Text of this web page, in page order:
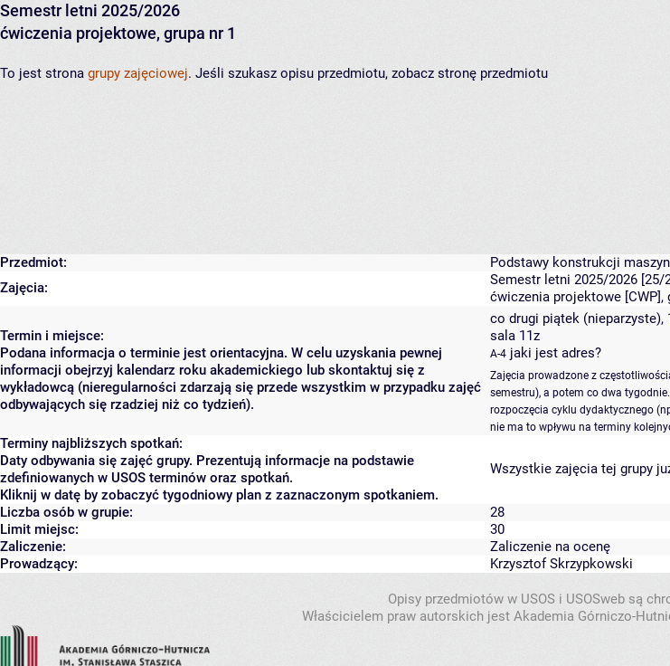
Semestr letni 2025/2026
ćwiczenia projektowe, grupa nr 1
To jest strona grupy zajęciowej. Jeśli szukasz opisu przedmiotu, zobacz stronę przedmiotu
Przedmiot: Podstawy konstrukcji maszyn
Zajęcia:
Semestr letni 2025/2026 [25/
ćwiczenia projektowe [CWP],
Termin i miejsce:
Podana informacja o terminie jest orientacyjna. W celu uzyskania pewnej
informacji obejrzyj kalendarz roku akademickiego lub skontaktuj się z
wykładowcą (nieregularności zdarzają się przede wszystkim w przypadku zajęć
odbywających się rzadziej niż co tydzień).
co drugi piątek (nieparzyste),
sala 11z
A-4 jaki jest adres?
Zajęcia prowadzone z
semestru), a potem co dwa
rozpoczęcia cyklu dydaktycznego
nie ma to wpływu na terminy
Terminy najbliższych spotkań:
Daty odbywania się zajęć grupy. Prezentują informacje na podstawie
zdefiniowanych w USOS terminów oraz spotkań.
Kliknij w datę by zobaczyć tygodniowy plan z zaznaczonym spotkaniem.
Wszystkie zajęcia tej grupy
Liczba osób w grupie:
28
Limit miejsc:
30
Zaliczenie:
Zaliczenie na ocenę
Prowadzący:
Krzysztof Skrzypkowski
Opisy przedmiotów w USOS i USOSweb są
Właścicielem praw autorskich jest Akademia Górniczo-